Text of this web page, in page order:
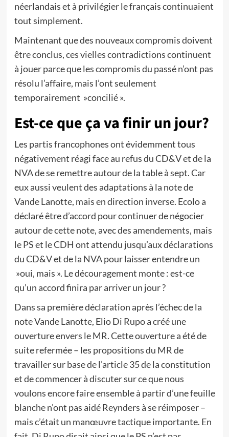
néerlandais et à privilégier le français continuaient
tout simplement.
Maintenant que des nouveaux compromis doivent
être conclus, ces vielles contradictions continuent
à jouer parce que les compromis du passé n’ont pas
résolu l’affaire, mais l’ont seulement
temporairement »concilié ».
Est-ce que ça va finir un jour?
Les partis francophones ont évidemment tous
négativement réagi face au refus du CD&V et de la
NVA de se remettre autour de la table à sept. Car
eux aussi veulent des adaptations à la note de
Vande Lanotte, mais en direction inverse. Ecolo a
déclaré être d’accord pour continuer de négocier
autour de cette note, avec des amendements, mais
le PS et le CDH ont attendu jusqu’aux déclarations
du CD&V et de la NVA pour laisser entendre un
»oui, mais ». Le découragement monte : est-ce
qu’un accord finira par arriver un jour ?
Dans sa première déclaration après l’échec de la
note Vande Lanotte, Elio Di Rupo a créé une
ouverture envers le MR. Cette ouverture a été de
suite refermée – les propositions du MR de
travailler sur base de l’article 35 de la constitution
et de commencer à discuter sur ce que nous
voulons encore faire ensemble à partir d’une feuille
blanche n’ont pas aidé Reynders à se réimposer –
mais c’était un manœuvre tactique importante. En